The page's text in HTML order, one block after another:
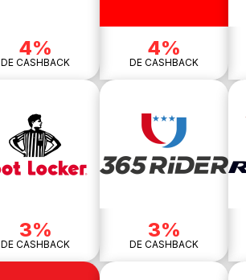
4%
DE CASHBACK
4%
DE CASHBACK
3%
DE CASHBACK
3%
DE CASHBACK